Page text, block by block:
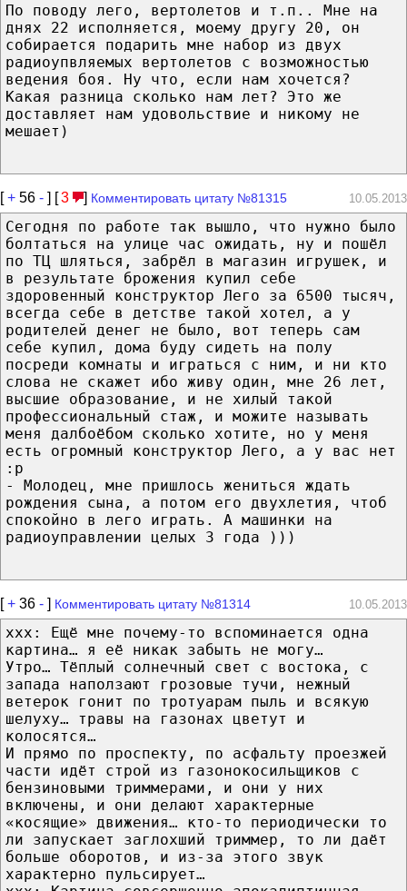
По поводу лего, вертолетов и т.п.. Мне на
днях 22 исполняется, моему другу 20, он
собирается подарить мне набор из двух
радиоупвляемых вертолетов с возможностью
ведения боя. Ну что, если нам хочется?
Какая разница сколько нам лет? Это же
доставляет нам удовольствие и никому не
мешает)
[+ 56 - ] [3 ] Комментировать цитату №81315 10.05.2013
Сегодня по работе так вышло, что нужно было
болтаться на улице час ожидать, ну и пошёл
по ТЦ шляться, забрёл в магазин игрушек, и
в результате брожения купил себе
здоровенный конструктор Лего за 6500 тысяч,
всегда себе в детстве такой хотел, а у
родителей денег не было, вот теперь сам
себе купил, дома буду сидеть на полу
посреди комнаты и играться с ним, и ни кто
слова не скажет ибо живу один, мне 26 лет,
высшие образование, и не хилый такой
профессиональный стаж, и можите называть
меня далбоёбом сколько хотите, но у меня
есть огромный конструктор Лего, а у вас нет
:p
- Молодец, мне пришлось жениться ждать
рождения сына, а потом его двухлетия, чтоб
спокойно в лего играть. А машинки на
радиоуправлении целых 3 года )))
[+ 36 - ] Комментировать цитату №81314 10.05.2013
xxx: Ещё мне почему-то вспоминается одна
картина… я её никак забыть не могу…
Утро… Тёплый солнечный свет с востока, с
запада наползают грозовые тучи, нежный
ветерок гонит по тротуарам пыль и всякую
шелуху… травы на газонах цветут и
колосятся…
И прямо по проспекту, по асфальту проезжей
части идёт строй из газонокосильщиков с
бензиновыми триммерами, и они у них
включены, и они делают характерные
«косящие» движения… кто-то периодически то
ли запускает заглохший триммер, то ли даёт
больше оборотов, и из-за этого звук
характерно пульсирует…